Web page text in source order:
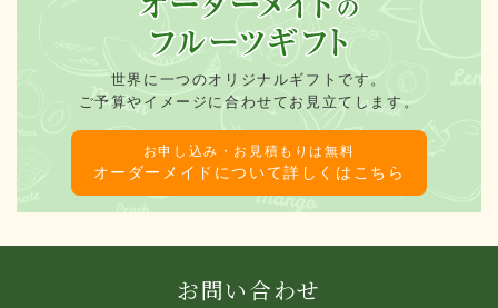
世界に一つのオリジナルギフトです。
ご予算やイメージに合わせてお見立てします。
お申し込み・お見積もりは無料
オーダーメイドについて詳しくはこちら
お問い合わせ